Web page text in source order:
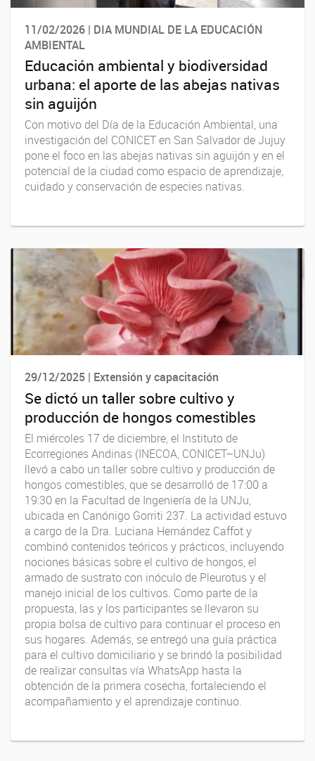
11/02/2026 | DIA MUNDIAL DE LA EDUCACIÓN
AMBIENTAL
Educación ambiental y biodiversidad
urbana: el aporte de las abejas nativas
sin aguijón
Con motivo del Día de la Educación Ambiental, una
investigación del CONICET en San Salvador de Jujuy
pone el foco en las abejas nativas sin aguijón y en el
potencial de la ciudad como espacio de aprendizaje,
cuidado y conservación de especies nativas.
29/12/2025 | Extensión y capacitación
Se dictó un taller sobre cultivo y
producción de hongos comestibles
El miércoles 17 de diciembre, el Instituto de
Ecorregiones Andinas (INECOA, CONICET–UNJu)
llevó a cabo un taller sobre cultivo y producción de
hongos comestibles, que se desarrolló de 17:00 a
19:30 en la Facultad de Ingeniería de la UNJu,
ubicada en Canónigo Gorriti 237. La actividad estuvo
a cargo de la Dra. Luciana Hernández Caffot y
combinó contenidos teóricos y prácticos, incluyendo
nociones básicas sobre el cultivo de hongos, el
armado de sustrato con inóculo de Pleurotus y el
manejo inicial de los cultivos. Como parte de la
propuesta, las y los participantes se llevaron su
propia bolsa de cultivo para continuar el proceso en
sus hogares. Además, se entregó una guía práctica
para el cultivo domiciliario y se brindó la posibilidad
de realizar consultas vía WhatsApp hasta la
obtención de la primera cosecha, fortaleciendo el
acompañamiento y el aprendizaje continuo.